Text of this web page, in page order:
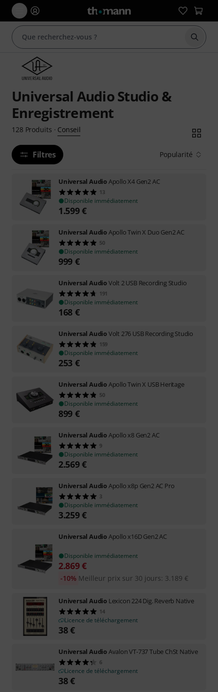
Universal Audio Studio &
Enregistrement
128 Produits · Conseil
Filtres Popularité
Universal AudioApollo X4 Gen2 AC
13
Disponible immédiatement
1.599€
Universal AudioApollo Twin X Duo Gen2 AC
50
Disponible immédiatement
999 €
Universal AudioVolt 2 USB Recording Studio
191
Disponible immédiatement
168 €
Universal AudioVolt 276 USB Recording Studio
159
Disponible immédiatement
253 €
Universal AudioApollo Twin X USB Heritage
50
Disponible immédiatement
899 €
Universal AudioApollo x8 Gen2 AC
9
Disponible immédiatement
2.569€
Universal AudioApollo x8p Gen2 AC Pro
3
Disponible immédiatement
3.259€
Universal AudioApollo x16D Gen2 AC
Disponible immédiatement
2.869€
Meilleur prix sur 30 jours: 3.189 €
-10%
Universal Audio Lexicon 224 Dig. Reverb Native
14
Licence de téléchargement
38€
Universal AudioAvalon VT-737 Tube ChSt Native
6
Licence de téléchargement
38€